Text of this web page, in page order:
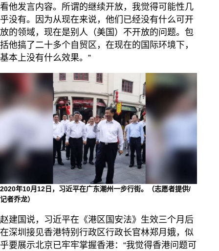
看他发言内容。所谓的继续开放，我觉得可能性几
乎没有。因为从现在来说，他们已经没有什么可开
放的领域，现在是别人（美国）不开放的问题。包
括他搞了二十多个自贸区，在现在的国际环境下，
基本上没有什么效果。”
2020年10月12日，习近平在广东潮州一步行街。（志愿者提供/
记者乔龙）
赵建国说，习近平在《港区国安法》生效三个月后
在深圳接见香港特别行政区行政长官林郑月娥，似
乎要展示北京已牢牢掌握香港：“我觉得香港问题可